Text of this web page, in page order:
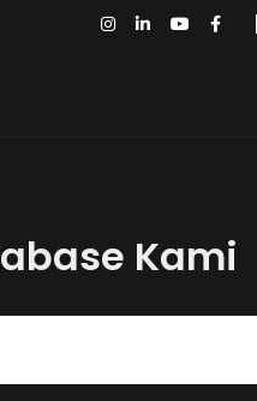
Ujian PAI: A10 – No. 13 –
Kami